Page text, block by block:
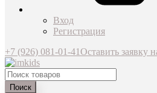
Вход
Регистрация
+7 (926) 081-01-41Оставить заявку
Поиск